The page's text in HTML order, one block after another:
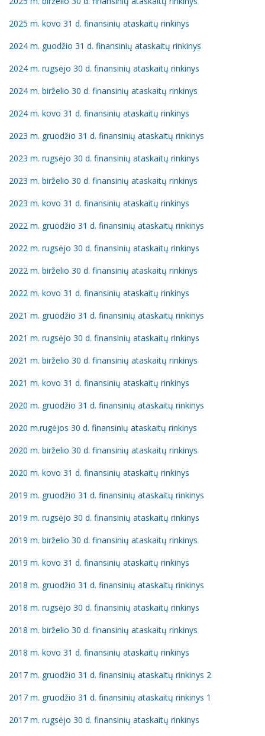
2025 m. kovo 31 d. finansinių ataskaitų rinkinys
2024 m. guodžio 31 d. finansinių ataskaitų rinkinys
2024 m. rugsėjo 30 d. finansinių ataskaitų rinkinys
2024 m. birželio 30 d. finansinių ataskaitų rinkinys
2024 m. kovo 31 d. finansinių ataskaitų rinkinys
2023 m. gruodžio 31 d. finansinių ataskaitų rinkinys
2023 m. rugsėjo 30 d. finansinių ataskaitų rinkinys
2023 m. birželio 30 d. finansinių ataskaitų rinkinys
2023 m. kovo 31 d. finansinių ataskaitų rinkinys
2022 m. gruodžio 31 d. finansinių ataskaitų rinkinys
2022 m. rugsėjo 30 d. finansinių ataskaitų rinkinys
2022 m. birželio 30 d. finansinių ataskaitų rinkinys
2022 m. kovo 31 d. finansinių ataskaitų rinkinys
2021 m. gruodžio 31 d. finansinių ataskaitų rinkinys
2021 m. rugsėjo 30 d. finansinių ataskaitų rinkinys
2021 m. birželio 30 d. finansinių ataskaitų rinkinys
2021 m. kovo 31 d. finansinių ataskaitų rinkinys
2020 m. gruodžio 31 d. finansinių ataskaitų rinkinys
2020 m.rugėjos 30 d. finansinių ataskaitų rinkinys
2020 m. birželio 30 d. finansinių ataskaitų rinkinys
2020 m. kovo 31 d. finansinių ataskaitų rinkinys
2019 m. gruodžio 31 d. finansinių ataskaitų rinkinys
2019 m. rugsėjo 30 d. finansinių ataskaitų rinkinys
2019 m. birželio 30 d. finansinių ataskaitų rinkinys
2019 m. kovo 31 d. finansinių ataskaitų rinkinys
2018 m. gruodžio 31 d. finansinių ataskaitų rinkinys
2018 m. rugsėjo 30 d. finansinių ataskaitų rinkinys
2018 m. birželio 30 d. finansinių ataskaitų rinkinys
2018 m. kovo 31 d. finansinių ataskaitų rinkinys
2017 m. gruodžio 31 d. finansinių ataskaitų rinkinys 2
2017 m. gruodžio 31 d. finansinių ataskaitų rinkinys 1
2017 m. rugsėjo 30 d. finansinių ataskaitų rinkinys